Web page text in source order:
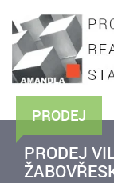
PRODEJ
PRODEJ